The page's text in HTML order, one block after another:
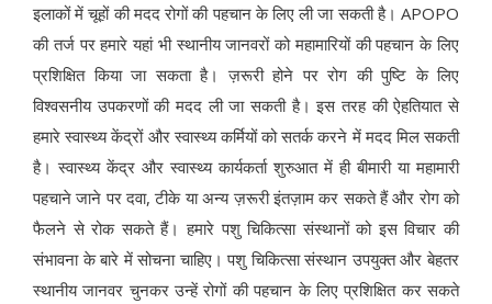
इलाकों में चूहों की मदद रोगों की पहचान के लिए ली जा सकती है। APOPO
की तर्ज पर हमारे यहां भी स्थानीय जानवरों को महामारियों की पहचान के लिए
प्रशिक्षित किया जा सकता है। ज़रूरी होने पर रोग की पुष्टि के लिए
विश्वसनीय उपकरणों की मदद ली जा सकती है। इस तरह की ऐहतियात से
हमारे स्वास्थ्य केंद्रों और स्वास्थ्य कर्मियों को सतर्क करने में मदद मिल सकती
है। स्वास्थ्य केंद्र और स्वास्थ्य कार्यकर्ता शुरुआत में ही बीमारी या महामारी
पहचाने जाने पर दवा, टीके या अन्य ज़रूरी इंतज़ाम कर सकते हैं और रोग को
फैलने से रोक सकते हैं। हमारे पशु चिकित्सा संस्थानों को इस विचार की
संभावना के बारे में सोचना चाहिए। पशु चिकित्सा संस्थान उपयुक्त और बेहतर
स्थानीय जानवर चुनकर उन्हें रोगों की पहचान के लिए प्रशिक्षित कर सकते